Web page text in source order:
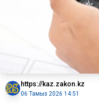
https://kaz.zakon.kz
06 Тамыз 2026 14:51